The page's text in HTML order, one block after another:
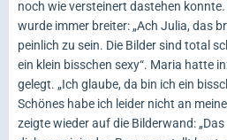
noch wie versteinert dastehen
wurde immer breiter: „Ach Julia, das
peinlich zu sein. Die Bilder sind total
ein klein bisschen sexy“. Maria hatte
gelegt. „Ich glaube, da bin ich ein
Schönes habe ich leider nicht an
zeigte wieder auf die Bilderwand: